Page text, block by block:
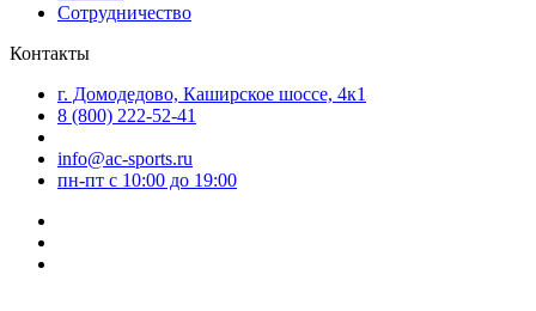
Сотрудничество
Контакты
г. Домодедово, Каширское шоссе, 4к1
8 (800) 222-52-41
info@ac-sports.ru
пн-пт c 10:00 до 19:00